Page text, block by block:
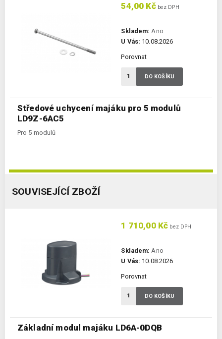
Středové uchycení majáku pro 5 modulů
LD9Z-6AC5
Pro 5 modulů
54,00 Kčbez DPH
Skladem: Ano
U Vás: 10.08.2026
Porovnat
DO KOŠÍKU
SOUVISEJÍCÍ ZBOŽÍ
Základní modul majáku LD6A-0DQB
1 710,00 Kč bez DPH
Skladem: Ano
U Vás: 10.08.2026
Porovnat
DO KOŠÍKU